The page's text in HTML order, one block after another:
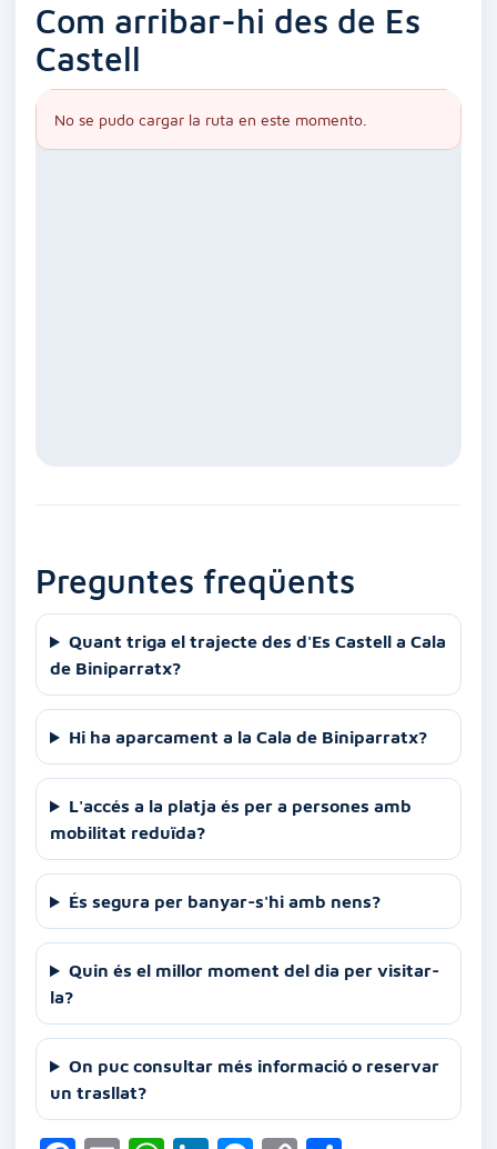
Com arribar-hi des de Es
Castell
No se pudo cargar la ruta en este momento.
Preguntes freqüents
Quant triga el trajecte des d'Es Castell a Cala
de Biniparratx?
Hi ha aparcament a la Cala de Biniparratx?
L'accés a la platja és per a persones amb
mobilitat reduïda?
És segura per banyar-s'hi amb nens?
Quin és el millor moment del dia per visitar-
la?
On puc consultar més informació o reservar
un trasllat?